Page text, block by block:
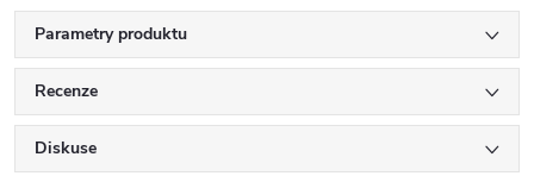
Parametry produktu
Recenze
Diskuse